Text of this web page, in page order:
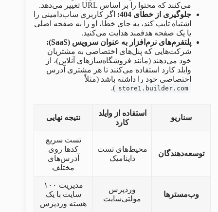
می‌کنند که محتوا را بر اساس URL تغییر می‌دهد.
جلوگیری از خطای 404:
اگر کاربری ساب‌دامینی را
اشتباه تایپ کند، به جای خطا، او را به صفحه اصلی
یا یک صفحه هدفمند هدایت می‌کنید.
پلتفرم‌های نرم‌افزار به عنوان سرویس (SaaS):
شرکت‌هایی که پنل‌های اختصاصی به مشتریان
خود می‌دهند (مانند فروشگاه‌سازهای آنلاین)، از
وایلد کارد استفاده می‌کنند تا هر مشتری آدرس
اختصاصی خود را داشته باشد (مثلاً
store1.builder.com
).
سناریو
استفاده از وایلد
کار د
نتیجه نهایی
توسعه‌دهندگان
محیط‌های تست
داینامیک
تست سریع
کدها روی
آدرس‌های
مختلف
وب‌مسترها
وردپرس
مولتی‌سایت
مدیریت ۱۰۰
سایت با یک
هسته وردپرس